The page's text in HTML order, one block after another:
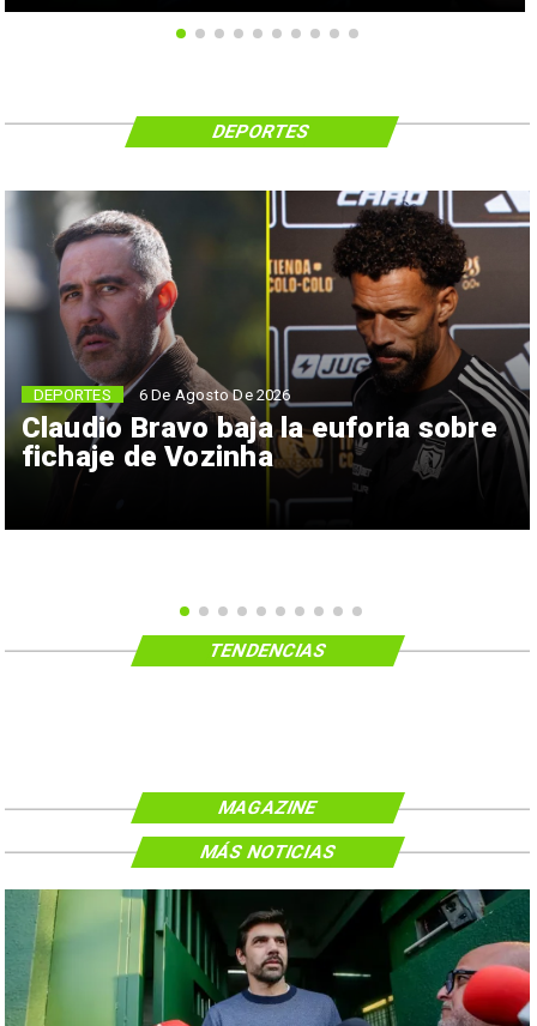
Claudio Bravo baja la euforia sobre
fichaje de Vozinha
DEPORTES 6 De Agosto De 2026
DEPORTES
TENDENCIAS
MAGAZINE
MÁS NOTICIAS